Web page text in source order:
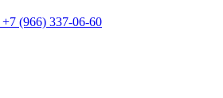
+7 (966) 337-06-60